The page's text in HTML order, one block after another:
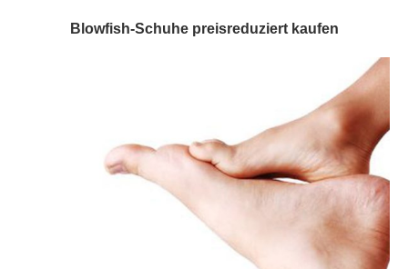
Blowfish-Schuhe preisreduziert kaufen